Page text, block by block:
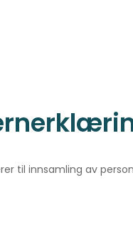
til innsamling av